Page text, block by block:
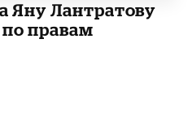
Яну Лантратову
правам